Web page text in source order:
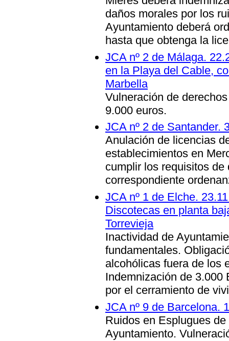
daños morales por los
Ayuntamiento deberá
hasta que obtenga la
JCA nº 2 de Málaga.
en la Playa del Cable,
Marbella
Vulneración de
9.000 euros.
JCA nº 2 de Santander.
Anulación de licencias
establecimientos en
cumplir los requisitos
correspondiente
JCA nº 1 de Elche.
Discotecas en planta
Torrevieja
Inactividad de
fundamentales.
alcohólicas fuera de los
Indemnización de 3.000
por el cerramiento de
JCA nº 9 de Barcelona.
Ruidos en Esplugues
Ayuntamiento.